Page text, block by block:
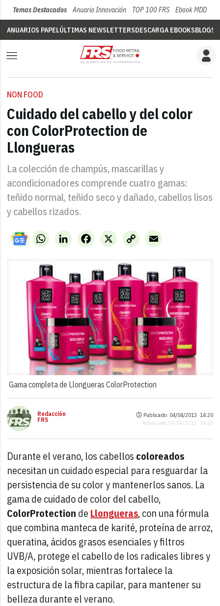
Temas Destacados Anuario Innovación TOP 100 FRS Ebook MDD
ANUARIOS PAPELÚLTIMAS NEWSLETTERSDESCARGA EBOOKSBLOGS
NON FOOD
Cuidado del cabello y del color
con ColorProtection de
Llongueras
La colección de champús, mascarillas y
acondicionadores comprende cuatro gamas:
teñido normal, teñido seco y dañado, cabellos lisos
y cabellos rizados.
WhatsAppLinkedIn X
Facebook
Copy
Link
Email
Gama completa de Llongueras ColorProtection
Redacción
FRS
Publicado: 04/04/2013 ·14:20
Actualizado: 04/04/2013 · 14:20
Durante el verano, los cabellos coloreados
necesitan un cuidado especial para resguardar la
persistencia de su color y mantenerlos sanos. La
gama de cuidado de color del cabello,
ColorProtection de Llongueras, con una fórmula
que combina manteca de karité, proteína de arroz,
queratina, ácidos grasos esenciales y filtros
UVB/A, protege el cabello de los radicales libres y
la exposición solar, mientras fortalece la
estructura de la fibra capilar, para mantener su
belleza durante el verano.